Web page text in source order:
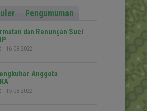
Pengumuman
dan Renungan Suci
- 16-08-2022
Anggota
- 15-08-2022